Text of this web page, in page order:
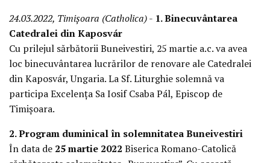
24.03.2022, Timișoara (Catholica)- 1. Binecuvântarea
Catedralei din Kaposvár
Cu prilejul sărbătorii Buneivestiri, 25 martie a.c. va avea
loc binecuvântarea lucrărilor de renovare ale Catedralei
din Kaposvár, Ungaria. La Sf. Liturghie solemnă va
participa Excelența Sa Iosif Csaba Pál, Episcop de
Timișoara.
2. Program duminical în solemnitatea Buneivestiri
În data de 25 martie 2022 Biserica Romano-Catolică